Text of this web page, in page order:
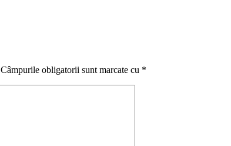
Câmpurile obligatorii sunt marcate cu *